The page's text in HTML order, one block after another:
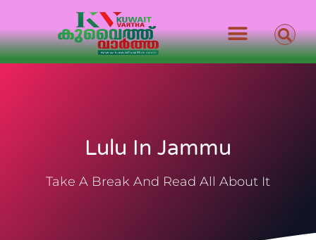
Lulu In Jammu
Take A Break And Read All About It